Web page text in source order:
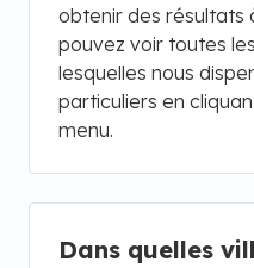
obtenir des résultats
pouvez voir toutes
lesquelles nous
particuliers en
menu.
Dans quelles